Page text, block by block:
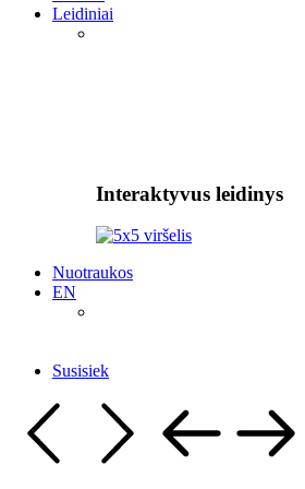
Leidiniai
Interaktyvus leidinys
Nuotraukos
EN
Susisiek